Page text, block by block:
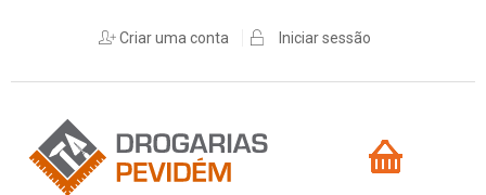
Criar uma conta Iniciar sessão